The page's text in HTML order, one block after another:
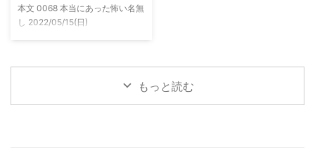
っていう話だった。その時数人で
い ...
本文 0068 本当にあった怖い名無
し 2022/05/15(日)
る。陸の孤島と呼ばれたその地区
と隣の市を繋ぐ林道として計画さ
もっと読む